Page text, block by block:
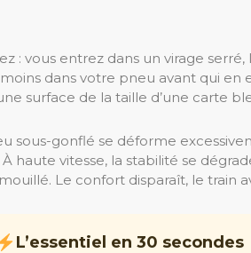
: vous entrez dans un virage
dans votre pneu avant qui en
surface de la taille d’une carte
sous-gonflé se déforme
haute vitesse, la stabilité se
Le confort disparaît, le train
L’essentiel en 30 secondes